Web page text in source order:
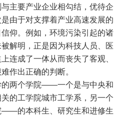
主要产业企业相勾结，优待企
由于对支撑着产业高速发展的
仰。例如，环境污染引起的诸
解明，正是因为科技人员、医
连成了一体从而丧失了客观、
难作出正确的判断。
两个学院——一个是与中央和
的工学院城市工学系，另一个
——的本科生、研究生和进修生